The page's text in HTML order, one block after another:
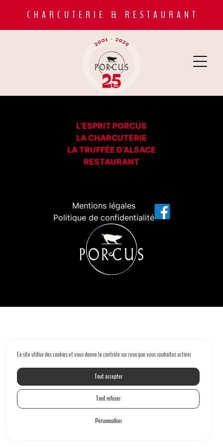
C H A R C U T E R I E & R E S T A U R A N T
L’ESPRIT PORCUS
LA CHARCUTERIE
LA TRUFFÉE D’ALSACE
RESTAURANT
Mentions légales
Politique de confidentialité
Ce site utilise des cookies et vous donne le contrôle sur ceux que vous souhaitez activer
Tout accepter
Tout refuser
Personnaliser